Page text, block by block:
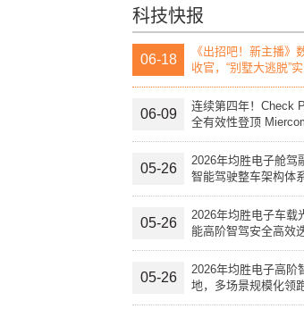
科技快报
06-18
《出招吧！新主播》
收官，“别墅大逃脱”
06-09
连续第四年！Check
全有效性登顶
05-26
2026年均胜电子舱驾
智能驾驶整车架构体
05-26
2026年均胜电子车载
能高阶智驾安全高效
05-26
2026年均胜电子高阶
地，多场景规模化领